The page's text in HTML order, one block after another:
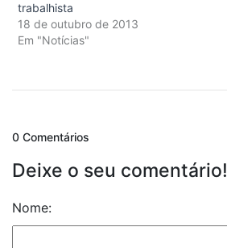
trabalhista
18 de outubro de 2013
Em "Notícias"
0 Comentários
Deixe o seu comentário!
Nome: